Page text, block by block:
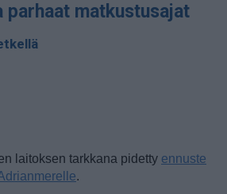
parhaat matkustusajat
laitoksen tarkkana pidetty ennuste
.